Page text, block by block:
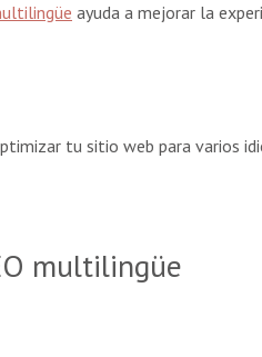
ayuda a mejorar la
tu sitio web para varios
multilingüe